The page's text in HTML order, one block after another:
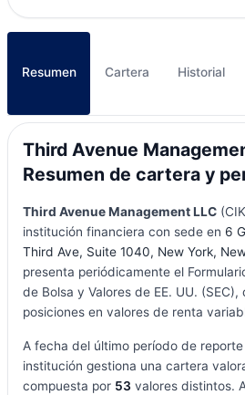
Resumen Cartera Historial
Third Avenue
Resumen de cartera y
Third Avenue Management LLC
institución financiera con sede en 6
Third Ave, Suite 1040, New York,
presenta periódicamente el
de Bolsa y Valores de EE. UU.
posiciones en valores de renta
A fecha del último período de reporte
institución gestiona una cartera
compuesta por 53 valores distintos.